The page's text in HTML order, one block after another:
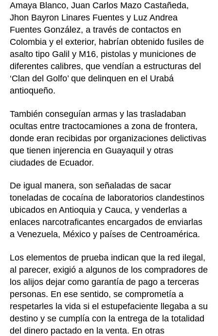
Amaya Blanco, Juan Carlos Mazo Castañeda,
Jhon Bayron Linares Fuentes y Luz Andrea
Fuentes González, a través de contactos en
Colombia y el exterior, habrían obtenido fusiles de
asalto tipo Galil y M16, pistolas y municiones de
diferentes calibres, que vendían a estructuras del
‘Clan del Golfo’ que delinquen en el Urabá
antioqueño.
También conseguían armas y las trasladaban
ocultas entre tractocamiones a zona de frontera,
donde eran recibidas por organizaciones delictivas
que tienen injerencia en Guayaquil y otras
ciudades de Ecuador.
De igual manera, son señaladas de sacar
toneladas de cocaína de laboratorios clandestinos
ubicados en Antioquia y Cauca, y venderlas a
enlaces narcotraficantes encargados de enviarlas
a Venezuela, México y países de Centroamérica.
Los elementos de prueba indican que la red ilegal,
al parecer, exigió a algunos de los compradores de
los alijos dejar como garantía de pago a terceras
personas. En ese sentido, se comprometía a
respetarles la vida si el estupefaciente llegaba a su
destino y se cumplía con la entrega de la totalidad
del dinero pactado en la venta. En otras